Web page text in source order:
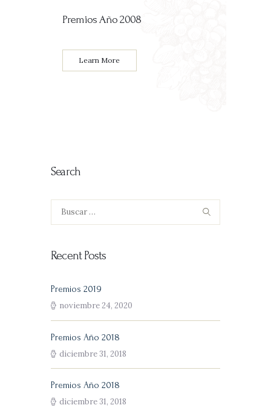
Premios Año 2008
Learn More
Search
Buscar:
Recent Posts
Premios 2019
noviembre 24, 2020
Premios Año 2018
diciembre 31, 2018
Premios Año 2018
diciembre 31, 2018